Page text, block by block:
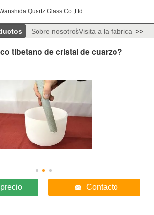
Quartz Glass Co.,Ltd
Sobre nosotrosVisita a la fábrica >>
tibetano de cristal de cuarzo?
Contacto